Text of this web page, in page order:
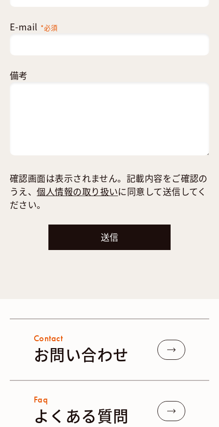
E-mail *必須
備考
確認画面は表示されません。記載内容をご確認の
うえ、個人情報の取り扱いに同意して送信してく
ださい。
Contact
お問い合わせ
Faq
よくある質問